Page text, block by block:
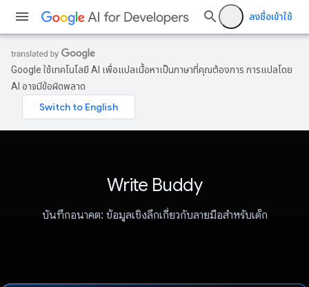
ลงชื่อเข้าใช้
Google ใช้เทคโนโลยี AI เพื่อแปลเนื้อหาเป็นภาษาที่คุณต้องการ การแปลโดย
AI อาจมีข้อผิดพลาด
Write Buddy
บันทึกอนาคต: ข้อมูลเชิงลึกเกี่ยวกับลายมือสำหรับเด็ก